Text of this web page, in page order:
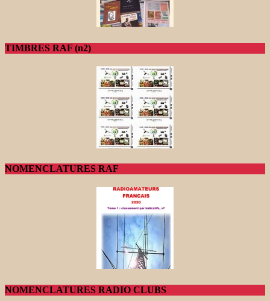
TIMBRES RAF (n2)
NOMENCLATURES RAF
NOMENCLATURES RADIO CLUBS